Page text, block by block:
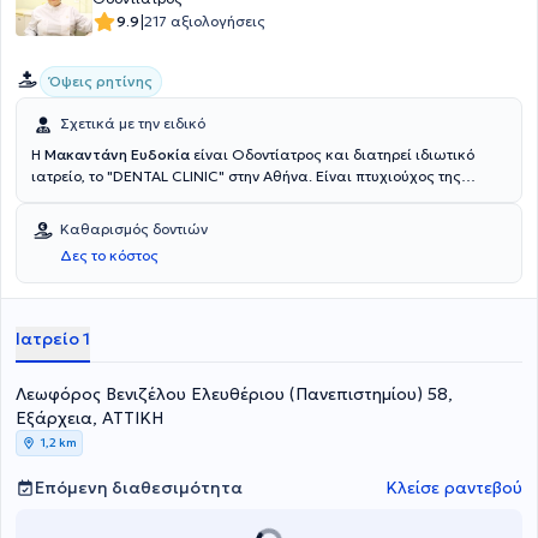
9.9|217 αξιολογήσεις
Όψεις ρητίνης
Σχετικά με την ειδικό
Η Μακαντάνη Ευδοκία είναι Οδοντίατρος και διατηρεί ιδιωτικό
ιατρείο, το "DENTAL CLINIC" στην Αθήνα. Είναι πτυχιούχος της
Θεσσαλονίκης. Στα πλαίσια της συνεχούς κατάρτισης και
επιμόρφωσης, η γιατρός συμμετέχει σε θεματικές επιστημονικές
ημερίδες και επιστημονικά συνέδρια Οδοντιατρικών Συλλόγων και
Οδοντοστοματολογικών Εταιρειών. Βάση της πολυετής εμπειρίας
προβλημάτων και αισθητικών αποκαταστάσεων των δοντιών, στο
ιατρείο της προσφέρει πλήθος υπηρεσιών, εξατομικευμένες για τις
Καθαρισμός δοντιών
Δες το κόστος
Ιατρείο 1
Λεωφόρος Βενιζέλου Ελευθέριου (Πανεπιστημίου) 58,
Εξάρχεια, ΑΤΤΙΚΗ
1,2 km
Επόμενη διαθεσιμότητα Κλείσε ραντεβού